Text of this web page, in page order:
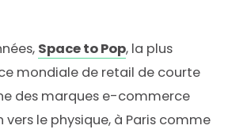
Space to Pop, la plus
mondiale de retail de courte
des marques e-commerce
le physique, à Paris comme